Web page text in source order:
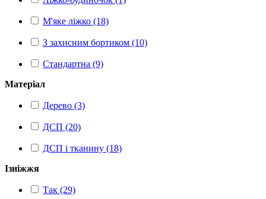
М'яке ліжко (18)
З захисним бортиком (10)
Стандартна (9)
Матеріал
Дерево (3)
ДСП (20)
ДСП і тканину (18)
Ізніжжя
Так (29)